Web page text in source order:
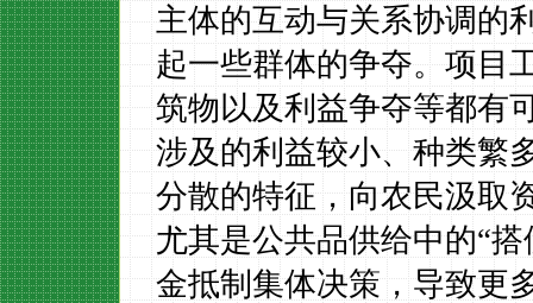
主体的互动与关系协调的
起一些群体的争夺。项目
筑物以及利益争夺等都有
涉及的利益较小、种类繁
分散的特征，向农民汲取
尤其是公共品供给中的“
金抵制集体决策，导致更